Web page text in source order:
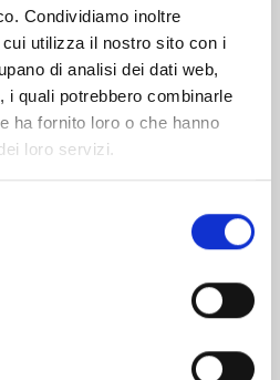
Condividiamo inoltre
utilizza il nostro sito con i
di analisi dei dati web,
i quali potrebbero combinarle
ha fornito loro o che hanno
loro servizi.